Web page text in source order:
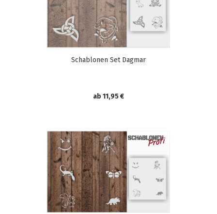
Schablonen Set Dagmar
ab 11,95 €